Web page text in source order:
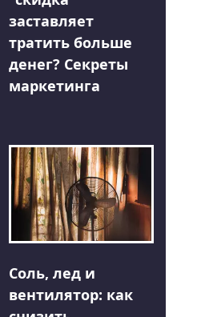
заставляет
тратить больше
денег? Секреты
маркетинга
Соль, лед и
вентилятор: как